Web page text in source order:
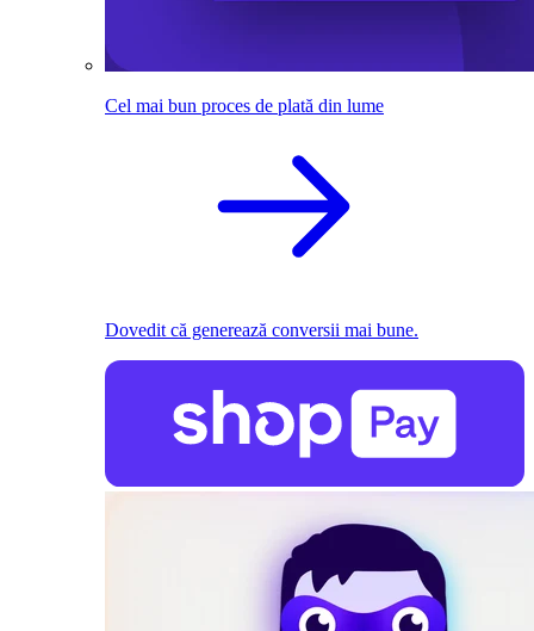
Cel mai bun proces de plată din lume
Dovedit că generează conversii mai bune.